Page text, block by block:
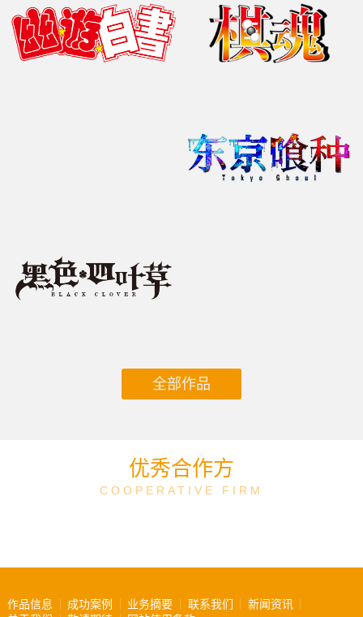
全部作品
优秀合作方
COOPERATIVE FIRM
作品信息 成功案例 业务摘要 联系我们
新闻资讯